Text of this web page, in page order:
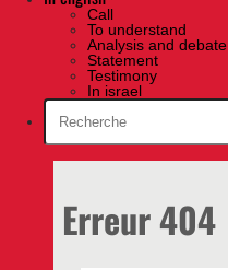
Call
To understand
Analysis and debate
Statement
Testimony
In israel
Erreur 404